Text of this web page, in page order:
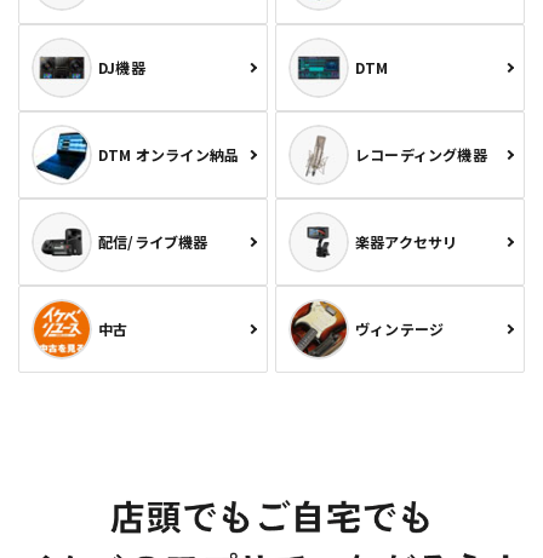
DJ機器 DTM
DTM オンライン納品 レコーディング機器
配信/ライブ機器 楽器アクセサリ
中古 ヴィンテージ